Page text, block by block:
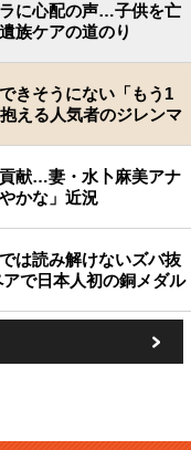
に心配の声…子供を亡
族ケアの道のり
きそうにない「もう1
える人気者のジレンマ
献…妻・水卜麻美アナ
かな」近況
は読み解けないズバ抜
で日本人初の銅メダル